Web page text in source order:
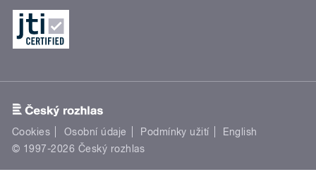
Cookies Osobní údaje Podmínky užití
English
© 1997-2026 Český rozhlas